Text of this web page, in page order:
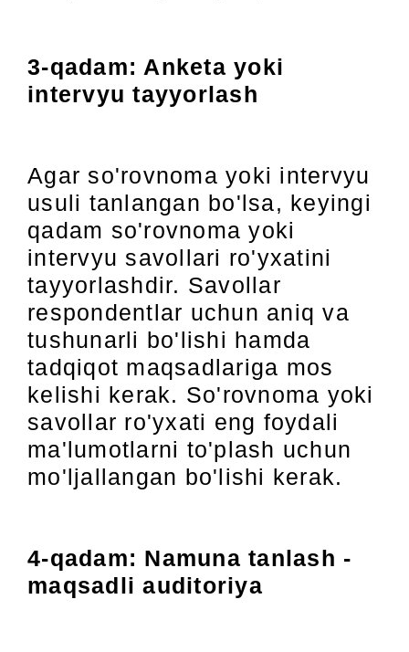
3-qadam: Anketa yoki
intervyu tayyorlash
Agar so'rovnoma yoki intervyu
usuli tanlangan bo'lsa, keyingi
qadam so'rovnoma yoki
intervyu savollari ro'yxatini
tayyorlashdir. Savollar
respondentlar uchun aniq va
tushunarli bo'lishi hamda
tadqiqot maqsadlariga mos
kelishi kerak. So'rovnoma yoki
savollar ro'yxati eng foydali
ma'lumotlarni to'plash uchun
mo'ljallangan bo'lishi kerak.
4-qadam: Namuna tanlash -
maqsadli auditoriya